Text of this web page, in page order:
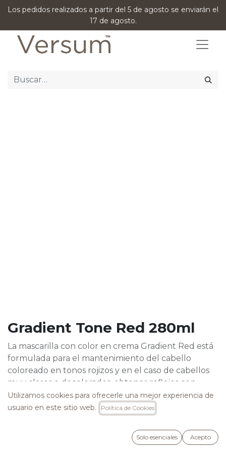
Los pedidos realizados a partir del 5 de agosto se enviarán el
17 de agosto.
Gradient Tone Red 280ml
La mascarilla con color en crema Gradient Red está
formulada para el mantenimiento del cabello
coloreado en tonos rojizos y en el caso de cabellos
muy claros o decolorados, obtener reflejos con
tendencia al fucsia. Enriquecida con Aceite de
Abisinia, Proteína de Arroz, Extracto de Capsicum y
Sin amoniaco ni agua oxigenada.
Utilizamos cookies para ofrecerle una mejor experiencia de
usuario en este sitio web.
Política de Cookies
Solo esenciales Acepto